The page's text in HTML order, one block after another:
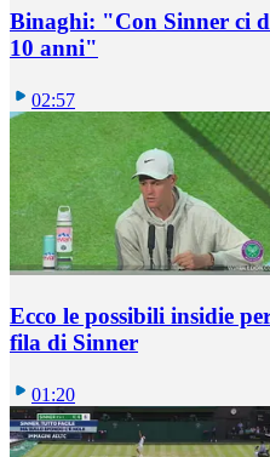
Binaghi: "Con Sinner ci
10 anni"
02:57
Ecco le possibili insidie
fila di Sinner
01:20